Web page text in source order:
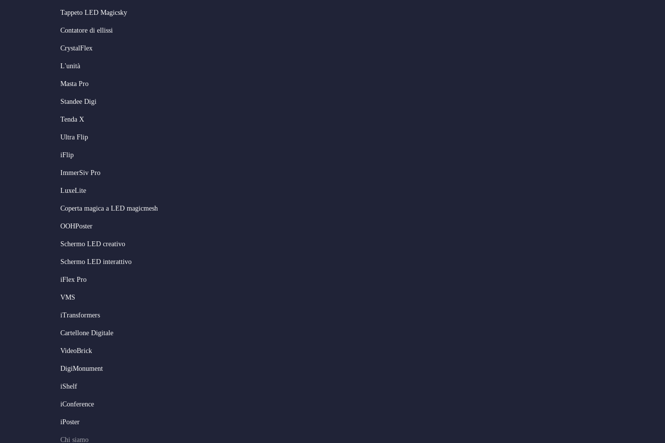
Tappeto LED Magicsky
Contatore di ellissi
CrystalFlex
L'unità
Masta Pro
Standee Digi
Tenda X
Ultra Flip
iFlip
ImmerSiv Pro
LuxeLite
Coperta magica a LED magicmesh
OOHPoster
Schermo LED creativo
Schermo LED interattivo
iFlex Pro
VMS
iTransformers
Cartellone Digitale
VideoBrick
DigiMonument
iShelf
iConference
iPoster
Chi siamo
Korean
Hindi
Dutch
Serbian